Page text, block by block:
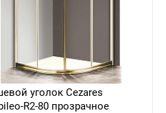
уголок Cezares
R2-80 прозрачное